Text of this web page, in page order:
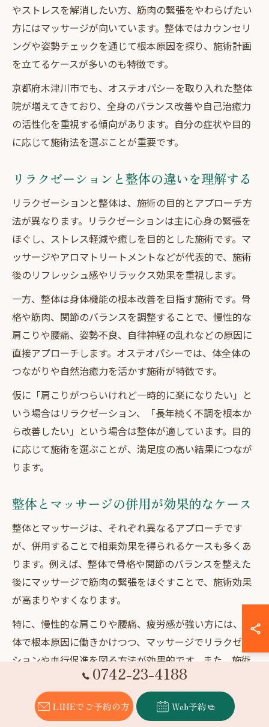
やストレスを解消したい方、筋肉の緊張をやわらげたい
方にはマッサージが向いています。整体ではカウンセリ
ングや姿勢チェックを通じて根本原因を探り、施術計画
を立てるケースが多いのも特徴です。
京都府木津川市でも、オステオパシーを取り入れた整体
院が増えてきており、全身のバランス改善や自己治癒力
の活性化を重視する傾向があります。自分の症状や目的
に応じて施術法を選ぶことが重要です。
リラクゼーションと整体の違いを理解する
リラクゼーションと整体は、施術の目的とアプローチ方
法が異なります。リラクゼーションは主に心身の緊張を
ほぐし、ストレス軽減や癒しを目的とした施術です。マ
ッサージやアロマトリートメントなどが代表的で、施術
後のリフレッシュ感やリラックス効果を重視します。
一方、整体は身体機能の根本改善を目指す施術です。骨
格や筋肉、関節のバランスを調整することで、慢性的な
肩こりや腰痛、姿勢不良、自律神経の乱れなどの原因に
直接アプローチします。オステオパシーでは、体全体の
つながりや自然治癒力を活かす施術が特徴です。
仮に「肩こりがつらいけれど一時的に楽になりたい」と
いう場合はリラクゼーション、「長年続く不調を根本か
ら改善したい」という場合は整体が適しています。目的
に応じて施術を選ぶことが、満足度の高い結果につなが
ります。
整体とマッサージの併用が効果的なケース
整体とマッサージは、それぞれ異なるアプローチです
が、併用することで相乗効果を得られるケースも多くあ
ります。例えば、整体で骨格や関節のバランスを整えた
後にマッサージで筋肉の緊張をほぐすことで、施術効果
が高まりやすくなります。
特に、慢性的な肩こりや腰痛、疲労感が強い方には、整
体で根本原因に働きかけつつ、マッサージでリラクゼー
ションや血行促進を図る方法が効果的です。また、施術
後の筋肉の柔軟性が向上し、再発防止にもつながりやす
いのがメリットです。
ただし、施術を受ける際は体調や症状をしっかり伝え、
0742-23-4188
LINEでご予約の方 Web予約